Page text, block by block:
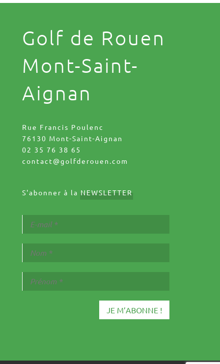
Golf de Rouen
Mont-Saint-
Aignan
Rue Francis Poulenc
76130 Mont-Saint-Aignan
02 35 76 38 65
contact@golfderouen.com
S'abonner à la NEWSLETTER